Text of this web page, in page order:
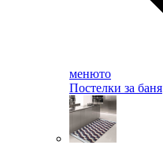
менюто
Постелки за баня